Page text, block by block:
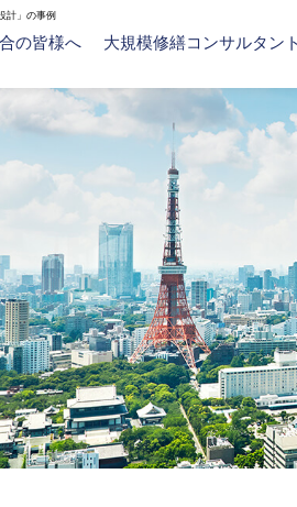
計」の事例
の皆様へ 大規模修繕コンサルタン